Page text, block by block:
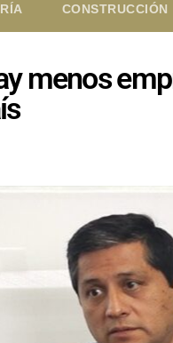
CONSTRUCCIÓN
menos